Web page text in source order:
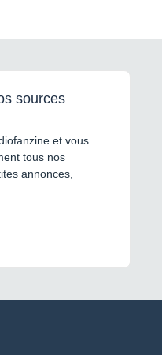
sources
et vous
tous nos
annonces,